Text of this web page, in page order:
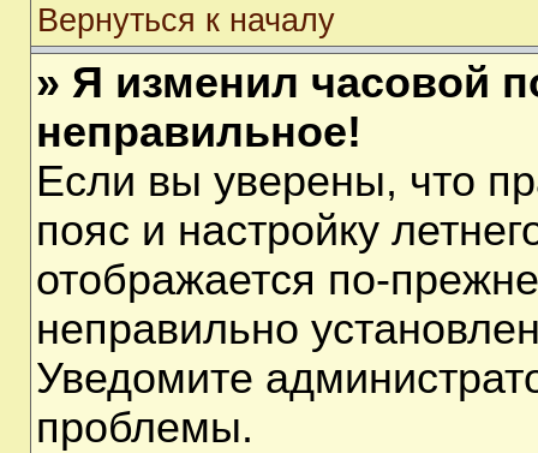
Вернуться к началу
» Я изменил часовой
неправильное!
Если вы уверены, что
пояс и настройку
отображается по-
неправильно
Уведомите
проблемы.